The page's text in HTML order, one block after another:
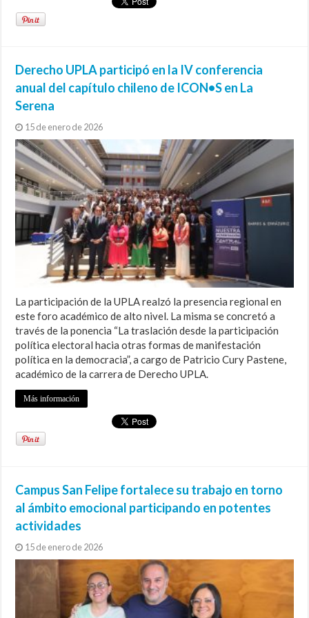
Derecho UPLA participó en la IV conferencia
anual del capítulo chileno de ICON•S en La
Serena
15 de enero de 2026
La participación de la UPLA realzó la presencia regional en
este foro académico de alto nivel. La misma se concretó a
través de la ponencia “La traslación desde la participación
política electoral hacia otras formas de manifestación
política en la democracia”, a cargo de Patricio Cury Pastene,
académico de la carrera de Derecho UPLA.
Más información
Campus San Felipe fortalece su trabajo en torno
al ámbito emocional participando en potentes
actividades
15 de enero de 2026